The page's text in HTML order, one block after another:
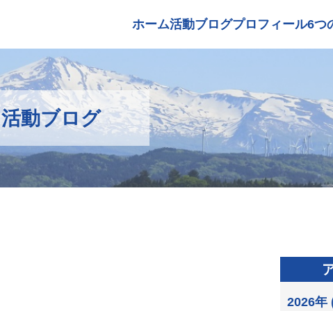
ホーム活動ブログプロフィール6つ
活動ブログ
2026年